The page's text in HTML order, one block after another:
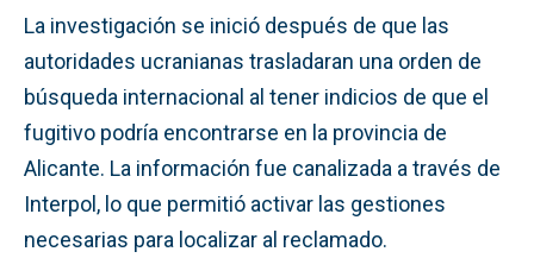
La investigación se inició después de que las
autoridades ucranianas trasladaran una orden de
búsqueda internacional al tener indicios de que el
fugitivo podría encontrarse en la provincia de
Alicante. La información fue canalizada a través de
Interpol, lo que permitió activar las gestiones
necesarias para localizar al reclamado.